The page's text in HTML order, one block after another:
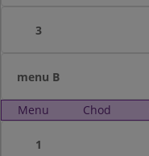
3
menu B
Menu Chod
1